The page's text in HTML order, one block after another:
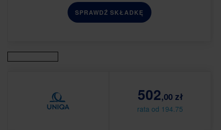
SPRAWDŹ SKŁADKĘ
502,00 zł
rata od 194.75